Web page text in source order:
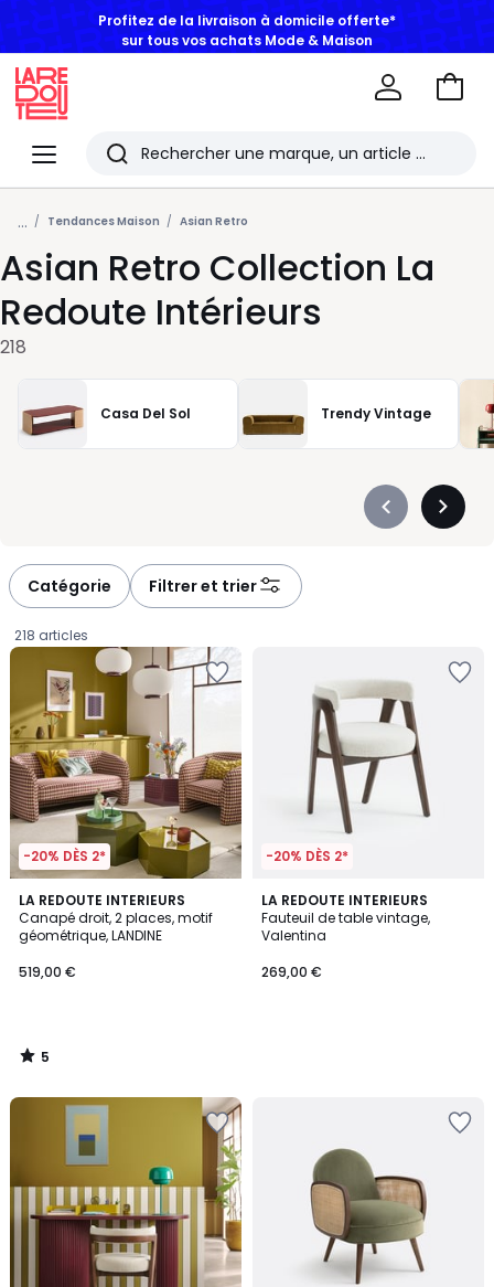
BONS PLANS | Jusqu'à -50% dès 2 articles*
Menu
Redoute
Rechercher
Les
derniers
articles
consultés
Aller
... Tendances Maison Asian Retro
Asian Retro Collection La
Redoute Intérieurs
218
Casa Del Sol Trendy Vintage
Précédent
Catégorie Filtrer et trier
218 articles
-20% DÈS 2*
LA REDOUTE INTERIEURS
Canapé droit, 2 places, motif
géométrique, LANDINE
€.
519,00 €
5
/
5
5
/
-20% DÈS 2*
LA REDOUTE INTERIEURS
Fauteuil de table vintage,
Valentina
269,00 €